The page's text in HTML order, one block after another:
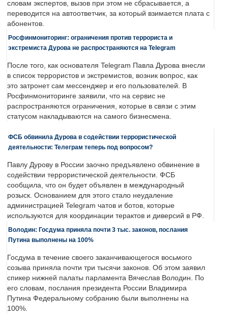
словам экспертов, вызов при этом не сбрасывается, а
переводится на автоответчик, за который взимается плата с
абонентов.
Росфинмониторинг: ограничения против террориста и
экстремиста Дурова не распространяются на Telegram
После того, как основателя Telegram Павла Дурова внесли
в список террористов и экстремистов, возник вопрос, как
это затронет сам мессенджер и его пользователей. В
Росфинмониторинге заявили, что на сервис не
распространяются ограничения, которые в связи с этим
статусом накладываются на самого бизнесмена.
ФСБ обвинила Дурова в содействии террористической
деятельности: Телеграм теперь под вопросом?
Павлу Дурову в России заочно предъявлено обвинение в
содействии террористической деятельности. ФСБ
сообщила, что он будет объявлен в международный
розыск. Основанием для этого стало неудаление
администрацией Telegram чатов и ботов, которые
используются для координации терактов и диверсий в РФ.
Володин: Госдума приняла почти 3 тыс. законов, послания
Путина выполнены на 100%
Госдума в течение своего заканчивающегося восьмого
созыва приняла почти три тысячи законов. Об этом заявил
спикер нижней палаты парламента Вячеслав Володин. По
его словам, послания президента России Владимира
Путина Федеральному собранию были выполнены на
100%.